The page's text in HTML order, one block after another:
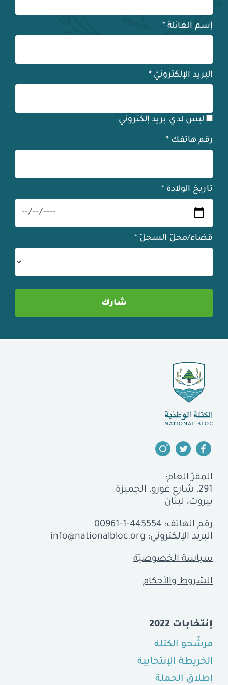
إسم العائلة *
البريد الإلكترونيّ *
ليس لدي بريد إلكتروني
رقم هاتفك *
تاريخ الولادة *
قضاء/محلّ السجلّ *
المقرّ العام:
291، شارع غورو، الجميزة
بيروت، لبنان
رقم الهاتف: 00961-1-445554
البريد الإلكتروني: info@nationalbloc.org
سياسة الخصوصيّة
الشروط والأحكام
إنتخابات 2022
مرشّحو الكتلة
الخريطة الإنتخابية
إطلاق الحملة